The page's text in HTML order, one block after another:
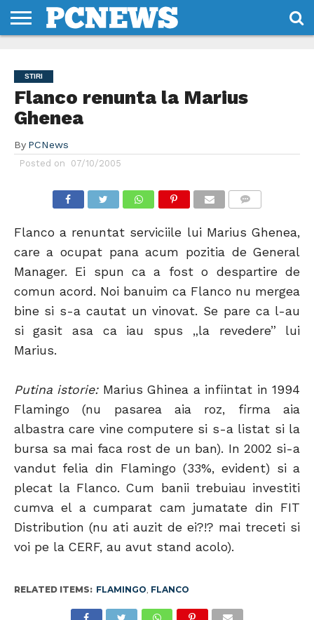
NOI
SI
CONDITII
STIRI
Flanco renunta la Marius
Ghenea
By PCNews
Posted on 07/10/2005
Flanco a renuntat serviciile lui Marius Ghenea,
care a ocupat pana acum pozitia de General
Manager. Ei spun ca a fost o despartire de
comun acord. Noi banuim ca Flanco nu mergea
bine si s-a cautat un vinovat. Se pare ca l-au
si gasit asa ca iau spus „la revedere” lui
Marius.
Putina istorie:Marius Ghinea a infiintat in 1994
Flamingo (nu pasarea aia roz, firma aia
albastra care vine computere si s-a listat si la
bursa sa mai faca rost de un ban). In 2002 si-a
vandut felia din Flamingo (33%, evident) si a
plecat la Flanco. Cum banii trebuiau investiti
cumva el a cumparat cam jumatate din FIT
Distribution (nu ati auzit de ei?!? mai treceti si
voi pe la CERF, au avut stand acolo).
RELATED ITEMS: FLAMINGO, FLANCO